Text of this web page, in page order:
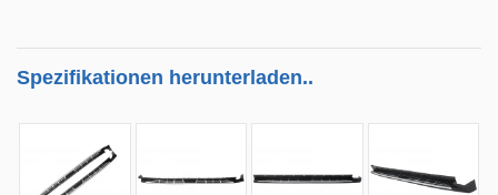
Spezifikationen herunterladen..